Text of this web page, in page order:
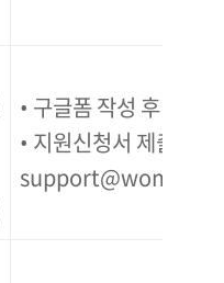
• 구글폼 작성 후 이메
• 지원신청서 제출